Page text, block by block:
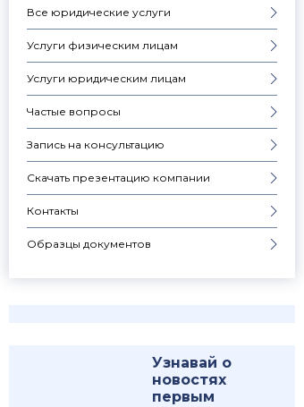
Все юридические услуги
Услуги физическим лицам
Услуги юридическим лицам
Частые вопросы
Запись на консультацию
Скачать презентацию компании
Контакты
Образцы документов
Узнавай о
новостях
первым